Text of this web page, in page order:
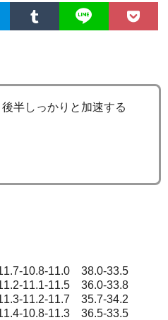
半しっかりと加速する
10.8-11.0 38.0-33.5
11.1-11.5 36.0-33.8
11.2-11.7 35.7-34.2
10.8-11.3 36.5-33.5